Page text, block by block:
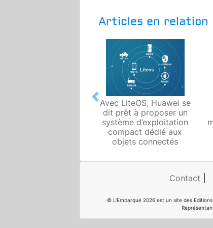
Articles en relation
Avec LiteOS, Huawei se
dit prêt à proposer un
système d’exploitation
compact dédié aux
objets connectés
Previous
Contact
© L'Embarqué 2026 est un site des Editions